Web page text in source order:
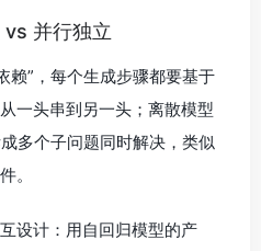
vs 并行独立
赖”，每个生成步骤都要基于
一头串到另一头；离散模型
多个子问题同时解决，类似
。
设计：用自回归模型的产